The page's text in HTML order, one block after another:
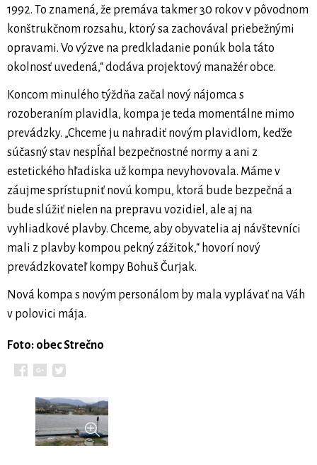
1992. To znamená, že premáva takmer 30 rokov v pôvodnom
konštrukčnom rozsahu, ktorý sa zachovával priebežnými
opravami. Vo výzve na predkladanie ponúk bola táto
okolnosť uvedená,“ dodáva projektový manažér obce.
Koncom minulého týždňa začal nový nájomca s
rozoberaním plavidla, kompa je teda momentálne mimo
prevádzky. „Chceme ju nahradiť novým plavidlom, keďže
súčasný stav nespĺňal bezpečnostné normy a ani z
estetického hľadiska už kompa nevyhovovala. Máme v
záujme sprístupniť novú kompu, ktorá bude bezpečná a
bude slúžiť nielen na prepravu vozidiel, ale aj na
vyhliadkové plavby. Chceme, aby obyvatelia aj návštevníci
mali z plavby kompou pekný zážitok,“ hovorí nový
prevádzkovateľ kompy Bohuš Čurjak.
Nová kompa s novým personálom by mala vyplávať na Váh
v polovici mája.
Foto: obec Strečno